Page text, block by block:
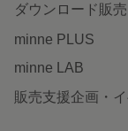
ダウンロード販売
minne PLUS
minne LAB
販売支援企画・